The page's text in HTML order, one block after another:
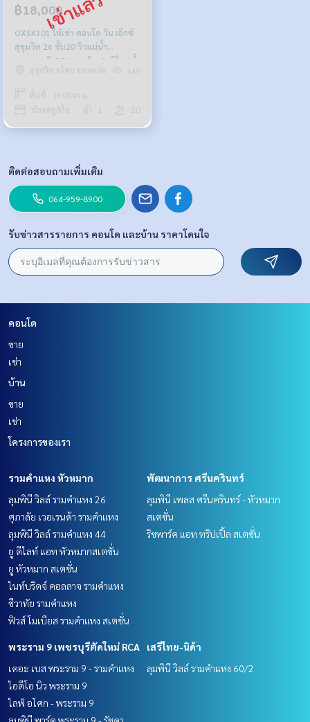
฿18,000
OXSK101 ให้เช่า คอนโด วัน เอ็กซ์
สุขุมวิท 26 ชั้น20 วิวแม่น้ำ
บางกระเจ้า 35ตรม. ห้องสตูดิโอ 1น้ำ
18,000บ. 064-878-5283
สุขุมวิท อโศก ทองหล่อ 349
พื้นที่ : 35.00 ตร.ม.
ห้องสตูดิโอ 20
ติดต่อสอบถามเพิ่มเติม
064-959-8900
รับข่าวสารรายการ คอนโด และบ้าน ราคาโดนใจ
คอนโด
ขาย
เช่า
บ้าน
ขาย
เช่า
โครงการของเรา
รามคำแหง หัวหมาก
ลุมพินี วิลล์ รามคำแหง 26
ศุภาลัย เวอเรนด้า รามคำแหง
ลุมพินี วิลล์ รามคำแหง 44
ยู ดีไลท์ แอท หัวหมากสเตชั่น
ยู หัวหมาก สเตชั่น
ไนท์บริดจ์ คอลลาจ รามคำแหง
ชีวาทัย รามคำแหง
ฟิวส์ โมเบียส รามคำแหง สเตชั่น
พัฒนาการ ศรีนครินทร์
ลุมพินี เพลส ศรีนครินทร์ - หัวหมาก
สเตชั่น
ริชพาร์ค แอท ทริปเปิ้ล สเตชั่น
พระราม 9 เพชรบุรีตัดใหม่ RCA
เดอะ เบส พระราม 9 - รามคำแหง
ไอดีโอ นิว พระราม 9
ไลฟ์ อโศก - พระราม 9
เสรีไทย-นิด้า
ลุมพินี วิลล์ รามคำแหง 60/2